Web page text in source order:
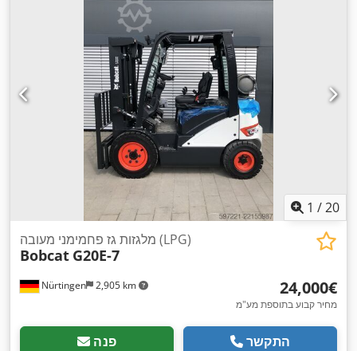
1 /20
Nürtingen 2,905 km
מלגזות גז פחמימני מעובה (LPG)
Bobcat G20E-7
‏24,000 ‏€
מחיר קבוע בתוספת מע"מ
פנה התקשר